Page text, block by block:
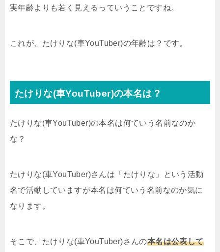
実年齢よりも若く見えるっていうことですね。
これが、たけりな(車YouTuber)の年齢は？です。
たけりな(車YouTuber)の本名は？
たけりな(車YouTuber)の本名は何ていう名前なのか
な？
たけりな(車YouTuber)さんは「たけりな」という活動
名で活動していますが本名は何ていう名前なのか気に
なります。
そこで、たけりな(車YouTuber)さんの本名は公表して